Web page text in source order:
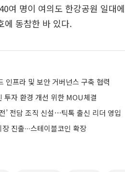
여 명이 여의도 한강공원 일대
에 동참한 바 있다.
인프라 및 보안 거버넌스 구축 협력
투자 환경 개선 위한 MOU체결
’ 전담 조직 신설⋯틱톡 출신 리더 영입
진출∙∙∙스테이블코인 확장